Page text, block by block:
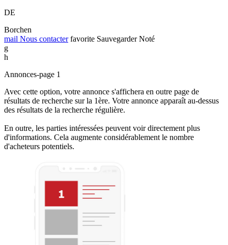
DE
Borchen
mail Nous contacter favorite Sauvegarder Noté
g
h
Annonces-page 1
Avec cette option, votre annonce s'affichera en outre page de
résultats de recherche sur la 1ère. Votre annonce apparaît au-dessus
des résultats de la recherche régulière.
En outre, les parties intéressées peuvent voir directement plus
d'informations. Cela augmente considérablement le nombre
d'acheteurs potentiels.